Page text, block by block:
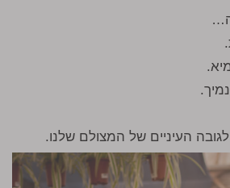
העיניים של המצולם שלנו.